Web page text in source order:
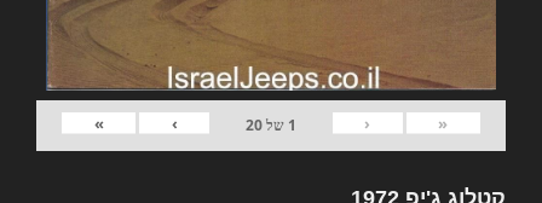
«
‹
1 של20
›
»
קטלוג ג'יפ 1972